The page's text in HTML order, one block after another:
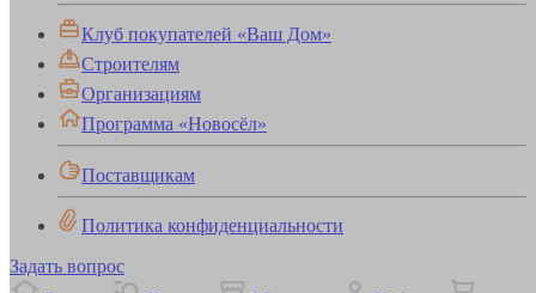
Клуб покупателей «Ваш Дом»
Строителям
Организациям
Программа «Новосёл»
Поставщикам
Политика конфиденциальности
Задать вопрос